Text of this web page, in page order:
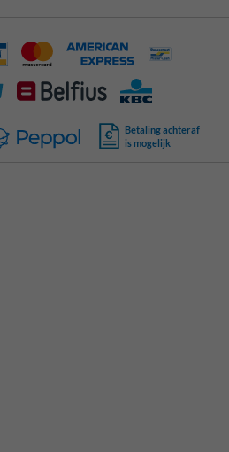
Betaling achteraf
is mogelijk